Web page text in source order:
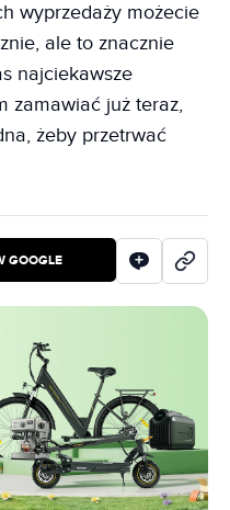
wyprzedaży możecie
ale to znacznie
najciekawsze
zamawiać już teraz,
żeby przetrwać
GOOGLE